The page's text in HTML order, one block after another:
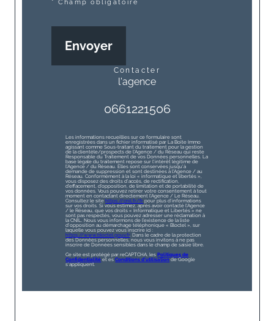
* Champ obligatoire
Envoyer
contacter
l'agence
0661221506
Les informations recueillies sur ce formulaire sont
enregistrées dans un fichier informatisé par La Boite Immo
agissant comme Sous-traitant du traitement pour la gestion
de la clientèle/prospects de l'Agence / du Réseau qui reste
Responsable du Traitement de vos Données personnelles. La
base légale du traitement repose sur l'intérêt légitime de
l'Agence / du Réseau. Elles sont conservées jusqu'à
demande de suppression et sont destinées à l'Agence / au
Réseau. Conformément à la loi « informatique et libertés »,
vous disposez des droits d’accès, de rectification,
d’effacement, d’opposition, de limitation et de portabilité de
vos données. Vous pouvez retirer votre consentement à tout
moment en contactant directement l’Agence / Le Réseau.
Consultez le sitehttps://cnil.fr/fr pour plus d’informations
sur vos droits. Si vous estimez, après avoir contacté l'Agence
/ le Réseau, que vos droits « Informatique et Libertés » ne
sont pas respectés, vous pouvez adresser une réclamation à
la CNIL. Nous vous informons de l’existence de la liste
d'opposition au démarchage téléphonique « Bloctel », sur
laquelle vous pouvez vous inscrire ici :
https://www.bloctel.gouv.fr. Dans le cadre de la protection
des Données personnelles, nous vous invitons à ne pas
inscrire de Données sensibles dans le champ de saisie libre.
Ce site est protégé par reCAPTCHA, lesPolitiques de
Confidentialité et esConditions d'utilisationde Google
s'appliquent.